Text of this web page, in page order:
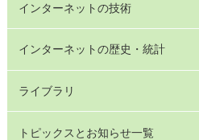
インターネットの技術
インターネットの歴史・統計
ライブラリ
トピックスとお知らせ一覧